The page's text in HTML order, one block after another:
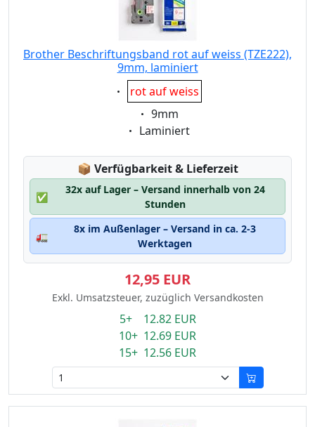
Brother Beschriftungsband rot auf weiss (TZE222),
9mm, laminiert
Eigenschaft:
rot auf weiss
Eigenschaft:
9mm
Eigenschaft:
Laminiert
📦 Lagerstatus:
Verfügbarkeit & Lieferzeit
✅
32x auf Lager – Versand innerhalb von 24
Stunden
🚛
8x im Außenlager – Versand in ca. 2-3
Werktagen
12,95 EUR
Exkl. Umsatzsteuer, zuzüglich Versandkosten
5+ 12.82 EUR
10+ 12.69 EUR
15+ 12.56 EUR